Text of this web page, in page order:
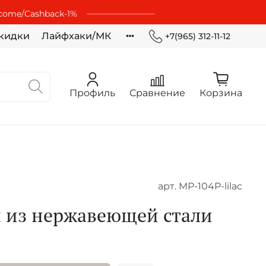
Cashbaсk-1%
Лайфхаки/МК +7(965) 312-11-12
Профиль Сравнение Корзина
арт. MP-104P-lilac
из нержавеющей стали